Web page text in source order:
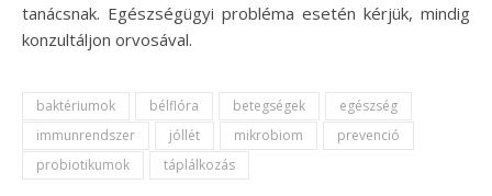
tanácsnak. Egészségügyi probléma esetén kérjük, mindig
konzultáljon orvosával.
baktériumok bélflóra betegségek
egészség
immunrendszer
jóllét mikrobiom
prevenció
probiotikumok
táplálkozás